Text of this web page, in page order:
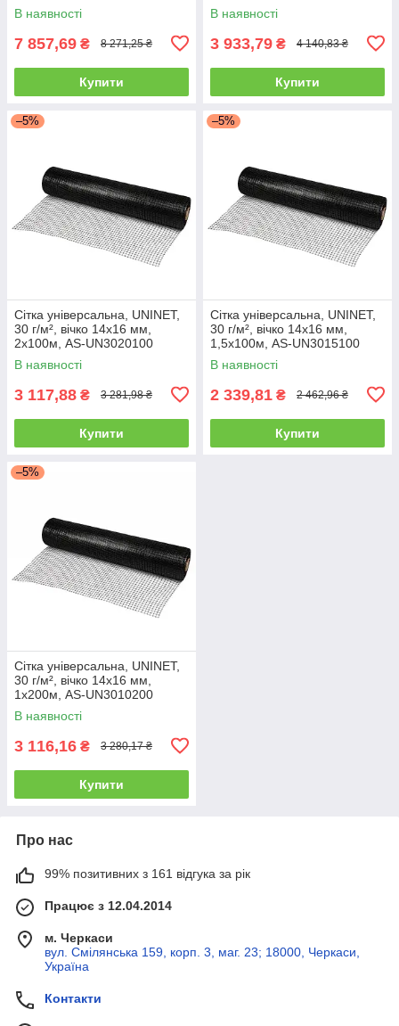
В наявності
7 857,69 ₴ 8 271,25 ₴
Купити
В наявності
3 933,79 ₴ 4 140,83 ₴
Купити
–5%
Сітка універсальна, UNINET,
30 г/м², вічко 14х16 мм,
2х100м, AS-UN3020100
В наявності
3 117,88 ₴ 3 281,98 ₴
Купити
–5%
Сітка універсальна, UNINET,
30 г/м², вічко 14х16 мм,
1,5х100м, AS-UN3015100
В наявності
2 339,81 ₴ 2 462,96 ₴
Купити
–5%
Сітка універсальна, UNINET,
30 г/м², вічко 14х16 мм,
1х200м, AS-UN3010200
В наявності
3 116,16 ₴ 3 280,17 ₴
Купити
Про нас
99% позитивних з 161 відгука за рік
Працює з 12.04.2014
м. Черкаси
вул. Смілянська 159, корп. 3, маг. 23; 18000, Черкаси,
Україна
Контакти